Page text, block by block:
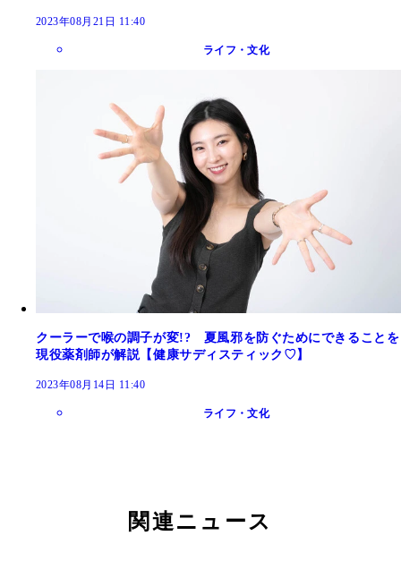
2023年08月21日 11:40
ライフ・文化
クーラーで喉の調子が変!? 夏風邪を防ぐためにできることを
現役薬剤師が解説【健康サディスティック♡】
2023年08月14日 11:40
ライフ・文化
関連ニュース